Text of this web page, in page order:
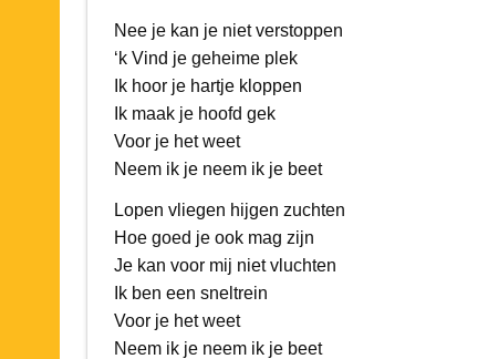
Nee je kan je niet verstoppen
‘k Vind je geheime plek
Ik hoor je hartje kloppen
Ik maak je hoofd gek
Voor je het weet
Neem ik je neem ik je beet
Lopen vliegen hijgen zuchten
Hoe goed je ook mag zijn
Je kan voor mij niet vluchten
Ik ben een sneltrein
Voor je het weet
Neem ik je neem ik je beet